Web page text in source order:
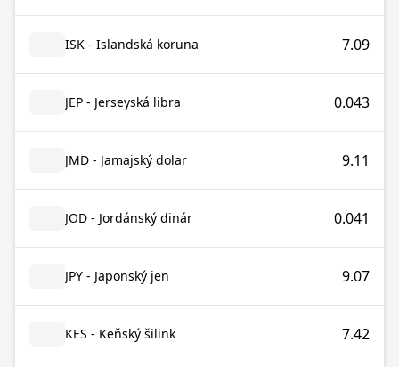
ISK - Islandská koruna 7.09
JEP - Jerseyská libra 0.043
JMD - Jamajský dolar 9.11
JOD - Jordánský dinár 0.041
JPY - Japonský jen 9.07
KES - Keňský šilink 7.42